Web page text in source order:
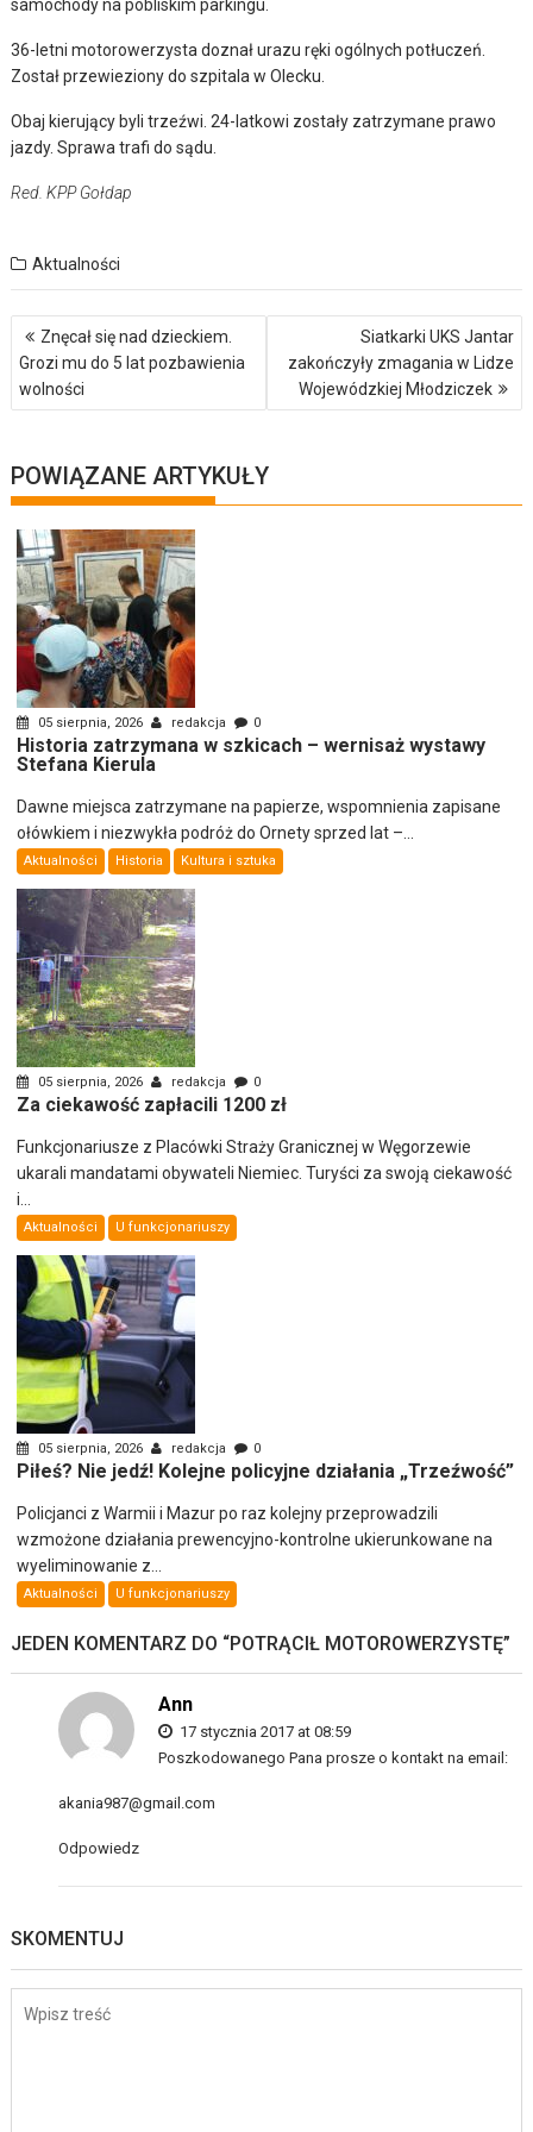
samochody na pobliskim parkingu.
36-letni motorowerzysta doznał urazu ręki ogólnych potłuczeń.
Został przewieziony do szpitala w Olecku.
Obaj kierujący byli trzeźwi. 24-latkowi zostały zatrzymane prawo
jazdy. Sprawa trafi do sądu.
Red. KPP Gołdap
Aktualności
Nawigacja
wpisu
Znęcał się nad dzieckiem.
Grozi mu do 5 lat pozbawienia
wolności
Siatkarki UKS Jantar
zakończyły zmagania w Lidze
Wojewódzkiej Młodziczek
POWIĄZANE ARTYKUŁY
05 sierpnia, 2026 redakcja 0
Historia zatrzymana w szkicach – wernisaż wystawy
Stefana Kierula
Dawne miejsca zatrzymane na papierze, wspomnienia zapisane
ołówkiem i niezwykła podróż do Ornety sprzed lat –...
Aktualności Historia Kultura i sztuka
05 sierpnia, 2026 redakcja 0
Za ciekawość zapłacili 1200 zł
Funkcjonariusze z Placówki Straży Granicznej w Węgorzewie
ukarali mandatami obywateli Niemiec. Turyści za swoją ciekawość
i...
Aktualności U funkcjonariuszy
05 sierpnia, 2026 redakcja 0
Piłeś? Nie jedź! Kolejne policyjne działania „Trzeźwość”
Policjanci z Warmii i Mazur po raz kolejny przeprowadzili
wzmożone działania prewencyjno-kontrolne ukierunkowane na
wyeliminowanie z...
Aktualności U funkcjonariuszy
JEDEN KOMENTARZ DO “POTRĄCIŁ MOTOROWERZYSTĘ”
Ann
17 stycznia 2017 at 08:59
Poszkodowanego Pana prosze o kontakt na email:
akania987@gmail.com
Odpowiedz
SKOMENTUJ